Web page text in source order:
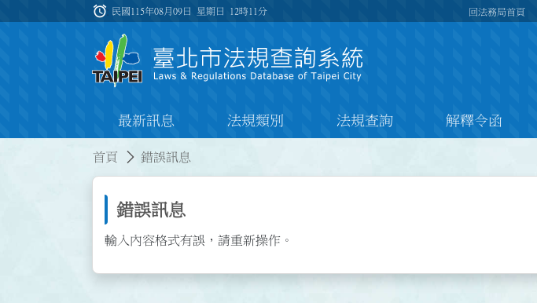
:::
alarm 民國115年08月09日 星期日 12時11分 回法務局首頁
最新訊息 法規類別 法規查詢 解釋令函
首頁 錯誤訊息
錯誤訊息
輸入內容格式有誤，請重新操作。